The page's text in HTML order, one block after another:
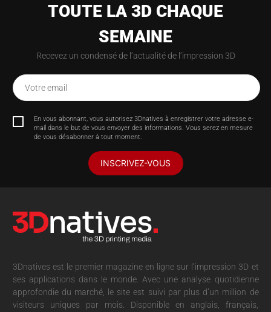
TOUTE LA 3D CHAQUE
SEMAINE
Recevez un condensé de l’actualité de l’impression 3D
Votre email
En vous abonnant, vous autorisez 3Dnatives à enregistrer votre adresse e-
mail dans le but de vous envoyer des informations. Vous serez en mesure
de vous désabonner à tout moment.
INSCRIVEZ-VOUS
3Dnatives est le premier magazine en ligne sur l’impression 3D et
ses applications dans le monde. Avec une analyse quotidienne
approfondie du marché, le site est suivi par plus d’un million de
visiteurs uniques par mois. Disponible en anglais, français,